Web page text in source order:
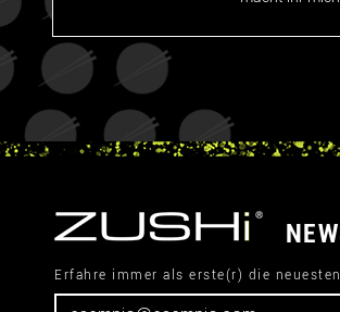
Erfahre immer als erste(r) die